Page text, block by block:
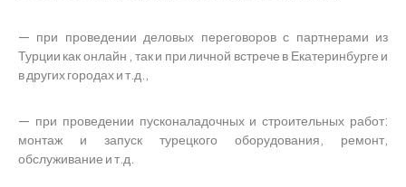
— при проведении деловых переговоров с партнерами из
Турции как онлайн , так и при личной встрече в Екатеринбурге и
в других городах и т.д.,
— при проведении пусконаладочных и строительных работ:
монтаж и запуск турецкого оборудования, ремонт,
обслуживание и т.д.